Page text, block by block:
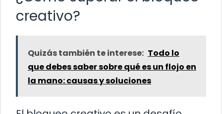
creativo?
Quizás también te interese: Todo lo
que debes saber sobre qué es un flojo en
la mano: causas y soluciones